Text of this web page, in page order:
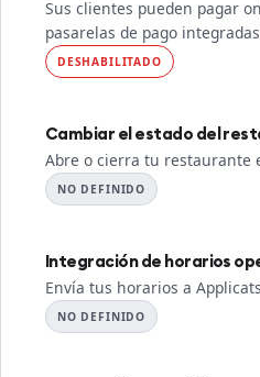
Sus clientes pueden pagar
pasarelas de pago
DESHABILITADO
Cambiar el estado del
Abre o cierra tu restaurante
NO DEFINIDO
Integración de horarios
Envía tus horarios a
NO DEFINIDO